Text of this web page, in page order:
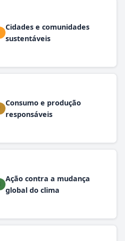
Cidades e comunidades
sustentáveis
Consumo e produção
responsáveis
Ação contra a mudança
global do clima